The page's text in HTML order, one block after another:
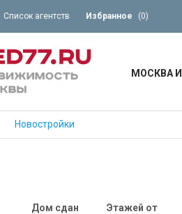
Список агентств Избранное (0)
МОСКВА
Новостройки
Дом сдан Этажей от